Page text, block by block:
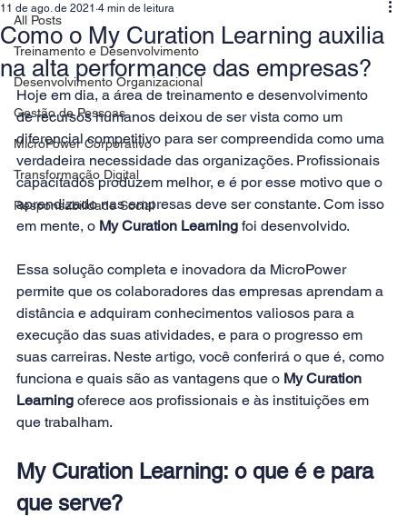
All Posts
Treinamento e Desenvolvimento
Desenvolvimento Organizacional
Gestão de Pessoas
MicroPower Corporativo
Transformação Digital
Responsabilidade Social
Como o My Curation Learning auxilia
na alta performance das empresas?
11 de ago. de 2021 4 min de leitura
Hoje em dia, a área de treinamento e desenvolvimento
de recursos humanos deixou de ser vista como um
diferencial competitivo para ser compreendida como uma
verdadeira necessidade das organizações. Profissionais
capacitados produzem melhor, e é por esse motivo que o
aprendizado nas empresas deve ser constante. Com isso
em mente, o My Curation Learning foi desenvolvido.
Essa solução completa e inovadora da MicroPower
permite que os colaboradores das empresas aprendam a
distância e adquiram conhecimentos valiosos para a
execução das suas atividades, e para o progresso em
suas carreiras. Neste artigo, você conferirá o que é, como
funciona e quais são as vantagens que o My Curation
Learning oferece aos profissionais e às instituições em
que trabalham.
My Curation Learning: o que é e para
que serve?